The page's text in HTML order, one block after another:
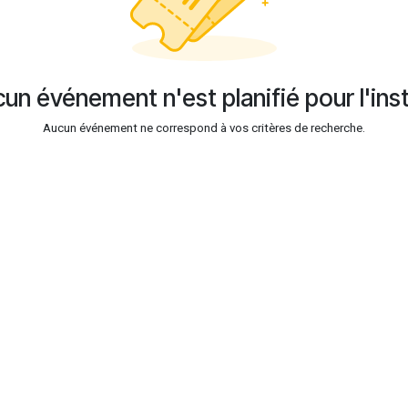
événement n'est planifié pour
Aucun événement ne correspond à vos critères de recherche.